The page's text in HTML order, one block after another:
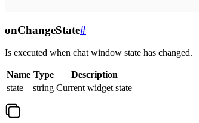
onChangeState#
Is executed when chat window state has changed.
Name Type
Description
state
string Current widget state